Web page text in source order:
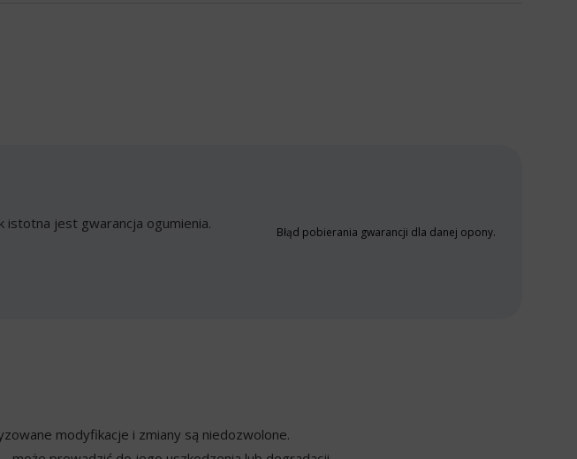
istotna jest gwarancja ogumienia.
Błąd pobierania gwarancji dla danej opony.
modyfikacje i zmiany są niedozwolone.